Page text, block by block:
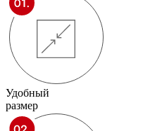
Удобный
размер